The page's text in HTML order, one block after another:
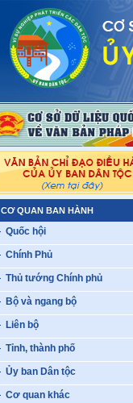
CƠ QUAN BAN HÀNH
Quốc hội
Chính Phủ
Thủ tướng Chính phủ
Bộ và ngang bộ
Liên bộ
Tỉnh, thành phố
Ủy ban Dân tộc
Cơ quan khác